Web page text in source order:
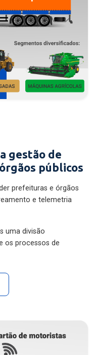
gestão de
públicos
prefeituras e órgãos
e telemetria
uma divisão
os processos de